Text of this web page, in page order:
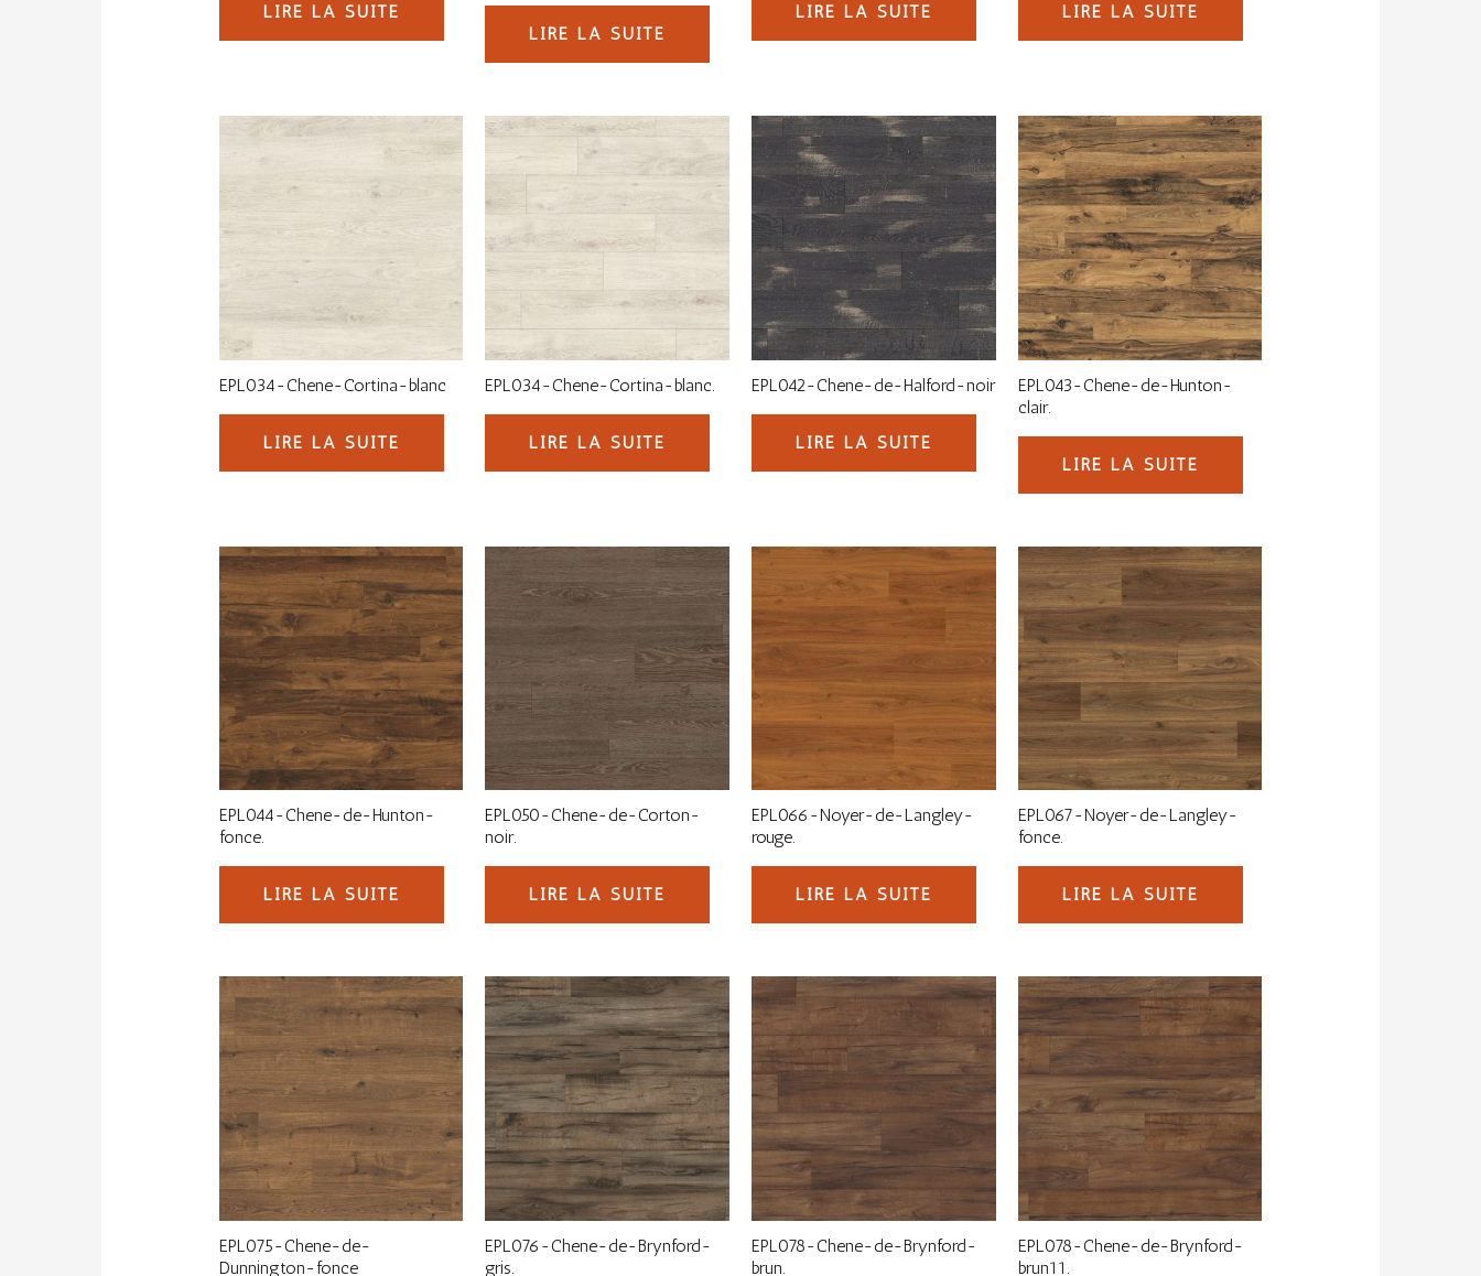
LIRE LA SUITE
LIRE LA SUITE
LIRE LA SUITE LIRE LA SUITE
EPL034-Chene-Cortina-blanc
LIRE LA SUITE
EPL034-Chene-Cortina-blanc.
LIRE LA SUITE
EPL042-Chene-de-Halford-noir
LIRE LA SUITE
EPL043-Chene-de-Hunton-
clair.
LIRE LA SUITE
EPL044-Chene-de-Hunton-
fonce.
LIRE LA SUITE
EPL050-Chene-de-Corton-
noir.
LIRE LA SUITE
EPL066-Noyer-de-Langley-
rouge.
LIRE LA SUITE
EPL067-Noyer-de-Langley-
fonce.
LIRE LA SUITE
EPL075-Chene-de-
Dunnington-fonce
EPL076-Chene-de-Brynford-
gris.
EPL078-Chene-de-Brynford-
brun.
EPL078-Chene-de-Brynford-
brun11.